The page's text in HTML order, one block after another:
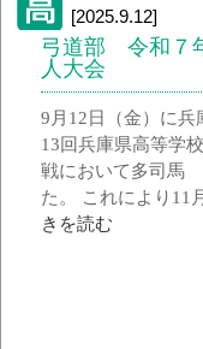
[2025.9.12]
弓道部 令和７
人大会
9月12日（金）に
13回兵庫県高等学
戦において多司馬
た。 これにより11
きを読む